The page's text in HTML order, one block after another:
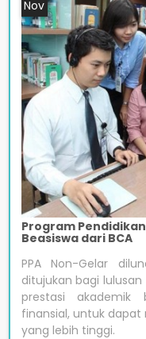
Nov
Program
Beasiswa dari BCA
PPA Non-Gelar
ditujukan bagi
prestasi akademik
finansial, untuk
yang lebih tinggi.